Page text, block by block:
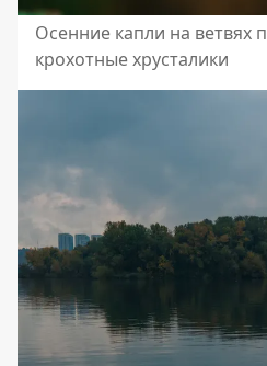
Осенние капли на ветвях
крохотные хрусталики